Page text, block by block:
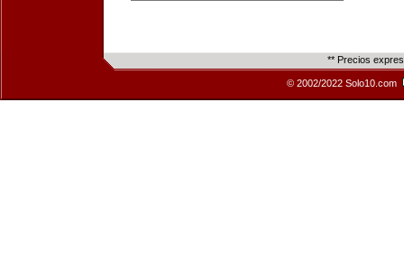
** Precios
© 2002/2022 Solo10.com